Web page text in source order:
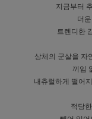
지금부터
더
트렌디한
상체의 군살을 자
끼임
내츄럴하게 떨어
적당